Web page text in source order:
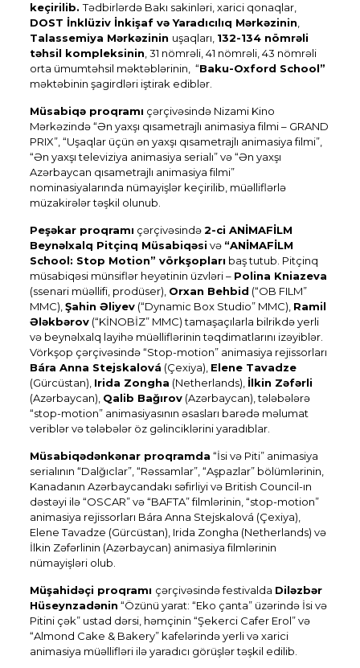
keçirilib.Tədbirlərdə Bakı sakinləri, xarici qonaqlar,
DOST İnklüziv İnkişaf və Yaradıcılıq Mərkəzinin
Talassemiya Mərkəzinin uşaqları, 132-134 nömrəli
təhsil kompleksinin , 31 nömrəli, 41 nömrəli, 43 nömrəli
orta ümumtəhsil məktəblərinin, “Baku-Oxford School”
məktəbinin şagirdləri iştirak ediblər.
Müsabiqə proqramı çərçivəsində Nizami Kino
Mərkəzində “Ən yaxşı qısametrajlı animasiya filmi ­­– GRAND
PRIX”, “Uşaqlar üçün ən yaxşı qısametrajlı animasiya filmi”,
“Ən yaxşı televiziya animasiya serialı” və “Ən yaxşı
Azərbaycan qısametrajlı animasiya filmi”
nominasiyalarında nümayişlər keçirilib, müəlliflərlə
müzakirələr təşkil olunub.
Peşəkar proqramı çərçivəsində2-ci ANİMAFİLM
Beynəlxalq Pitçinq Müsabiqəsi və “ANİMAFİLM
School: Stop Motion” vörkşopları baş tutub. Pitçinq
müsabiqəsi münsiflər heyətinin üzvləri – Polina Kniazeva
(ssenari müəllifi, prodüser), Orxan Behbid (“OB FILM”
MMC), Şahin Əliyev(“Dynamic Box Studio” MMC), Ramil
Ələkbərov(“KİNOBİZ” MMC) tamaşaçılarla bilrikdə yerli
və beynəlxalq layihə müəlliflərinin təqdimatlarını izəyiblər.
Vörkşop çərçivəsində “Stop-motion” animasiya rejissorları
Bára Anna Stejskalová (Çexiya), Elene Tavadze
(Gürcüstan), Irida Zongha (Netherlands), İlkin Zəfərli
(Azərbaycan), Qalib Bağırov(Azərbaycan), tələbələrə
“stop-motion” animasiyasının əsasları barədə məlumat
veriblər və tələbələr öz gəlinciklərini yaradıblar.
Müsabiqədənkənar proqramda “İsi və Piti” animasiya
serialının “Dalğıclar”, “Rəssamlar”, “Aşpazlar” bölümlərinin,
Kanadanın Azərbaycandakı səfirliyi və British Council-ın
dəstəyi ilə “OSCAR” və “BAFTA” filmlərinin, “stop-motion”
animasiya rejissorları Bára Anna Stejskalová (Çexiya),
Elene Tavadze (Gürcüstan), Irida Zongha (Netherlands) və
İlkin Zəfərlinin (Azərbaycan) animasiya filmlərinin
nümayişləri olub.
Müşahidəçi proqramı çərçivəsində festivalda Diləzbər
Hüseynzadənin “Özünü yarat: “Eko çanta” üzərində İsi və
Pitini çək” ustad dərsi, həmçinin “Şekerci Cafer Erol” və
“Almond Cake & Bakery” kafelərində yerli və xarici
animasiya müəllifləri ilə yaradıcı görüşlər təşkil edilib.